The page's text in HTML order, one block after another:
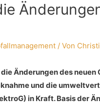
/ Von
Änderungen des neuen
und die
in Kraft. Basis der